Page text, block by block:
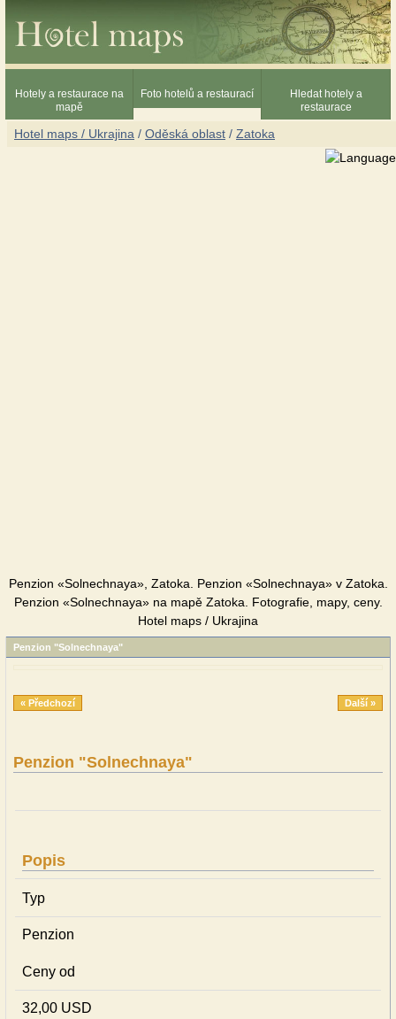
Hotely a restaurace na
mapě
Foto hotelů a restaurací
Hledat hotely a
restaurace
Hotel maps / Ukrajina / Oděská oblast / Zatoka
Penzion «Solnechnaya», Zatoka. Penzion «Solnechnaya» v Zatoka.
Penzion «Solnechnaya» na mapě Zatoka. Fotografie, mapy, ceny.
Hotel maps / Ukrajina
Penzion "Solnechnaya"
« Předchozí Další »
Penzion "Solnechnaya"
Popis
Typ
Penzion
Ceny od
32,00 USD